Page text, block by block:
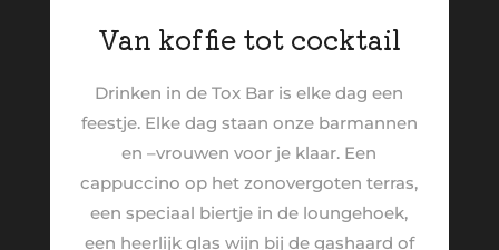
Van koffie tot cocktail
Drinken in de Tox Bar is elke dag een
feestje. Elke dag staan onze barmannen
en –vrouwen voor je klaar. Een
cappuccino op het zonovergoten terras,
een speciaal biertje in de loungehoek,
een heerlijk glas wijn bij de gashaard of